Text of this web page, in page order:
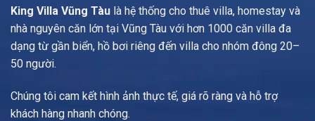
King Villa Vũng Tàu là hệ thống cho thuê villa, homestay và
nhà nguyên căn lớn tại Vũng Tàu với hơn 1000 căn villa đa
dạng từ gần biển, hồ bơi riêng đến villa cho nhóm đông 20–
50 người.
Chúng tôi cam kết hình ảnh thực tế, giá rõ ràng và hỗ trợ
khách hàng nhanh chóng.